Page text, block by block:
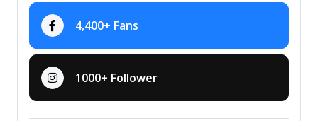
4,400+ Fans
1000+ Follower